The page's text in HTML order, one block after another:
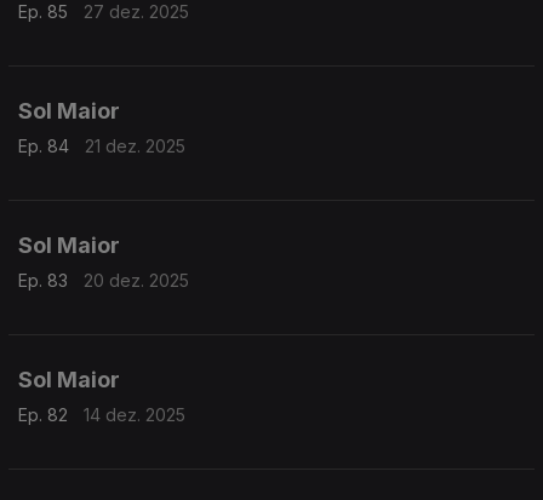
Ep. 85 27 dez. 2025
Sol Maior
Ep. 84 21 dez. 2025
Sol Maior
Ep. 83 20 dez. 2025
Sol Maior
Ep. 82 14 dez. 2025